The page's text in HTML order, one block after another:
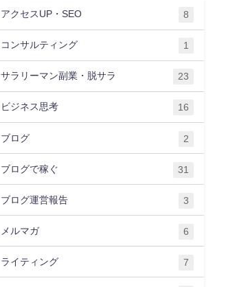
アクセスUP・SEO 8
コンサルティング 1
サラリーマン副業・脱サラ 23
ビジネス思考 16
ブログ 2
ブログで稼ぐ 31
ブログ運営報告 3
メルマガ 6
ライティング 7